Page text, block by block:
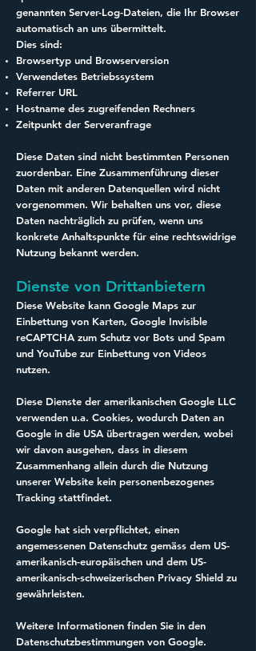
genannten Server-Log-Dateien, die Ihr Browser
automatisch an uns übermittelt.
Dies sind:
Browsertyp und Browserversion
Verwendetes Betriebssystem
Referrer URL
Hostname des zugreifenden Rechners
Zeitpunkt der Serveranfrage
Diese Daten sind nicht bestimmten Personen
zuordenbar. Eine Zusammenführung dieser
Daten mit anderen Datenquellen wird nicht
vorgenommen. Wir behalten uns vor, diese
Daten nachträglich zu prüfen, wenn uns
konkrete Anhaltspunkte für eine rechtswidrige
Nutzung bekannt werden.
Dienste von Drittanbietern
Diese Website kann Google Maps zur
Einbettung von Karten, Google Invisible
reCAPTCHA zum Schutz vor Bots und Spam
und YouTube zur Einbettung von Videos
nutzen.
Diese Dienste der amerikanischen Google LLC
verwenden u.a. Cookies, wodurch Daten an
Google in die USA übertragen werden, wobei
wir davon ausgehen, dass in diesem
Zusammenhang allein durch die Nutzung
unserer Website kein personenbezogenes
Tracking stattfindet.
Google hat sich verpflichtet, einen
angemessenen Datenschutz gemäss dem US-
amerikanisch-europäischen und dem US-
amerikanisch-schweizerischen Privacy Shield zu
gewährleisten.
Weitere Informationen finden Sie in den
Datenschutzbestimmungen von Google.